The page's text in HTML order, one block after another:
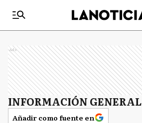
Ads
INFORMACIÓN GENERAL
Añadir como fuente en